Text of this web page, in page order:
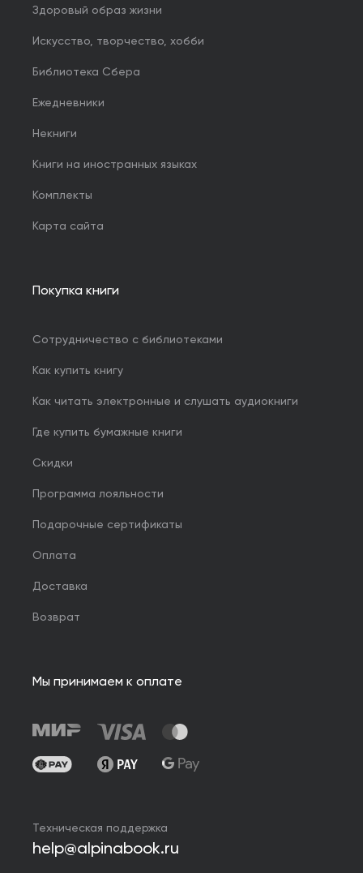
Здоровый образ жизни
Искусство, творчество, хобби
Библиотека Сбера
Ежедневники
Некниги
Книги на иностранных языках
Комплекты
Карта сайта
Покупка книги
Сотрудничество с библиотеками
Как купить книгу
Как читать электронные и слушать аудиокниги
Где купить бумажные книги
Скидки
Программа лояльности
Подарочные сертификаты
Оплата
Доставка
Возврат
Мы принимаем к оплате
Техническая поддержка
help@alpinabook.ru